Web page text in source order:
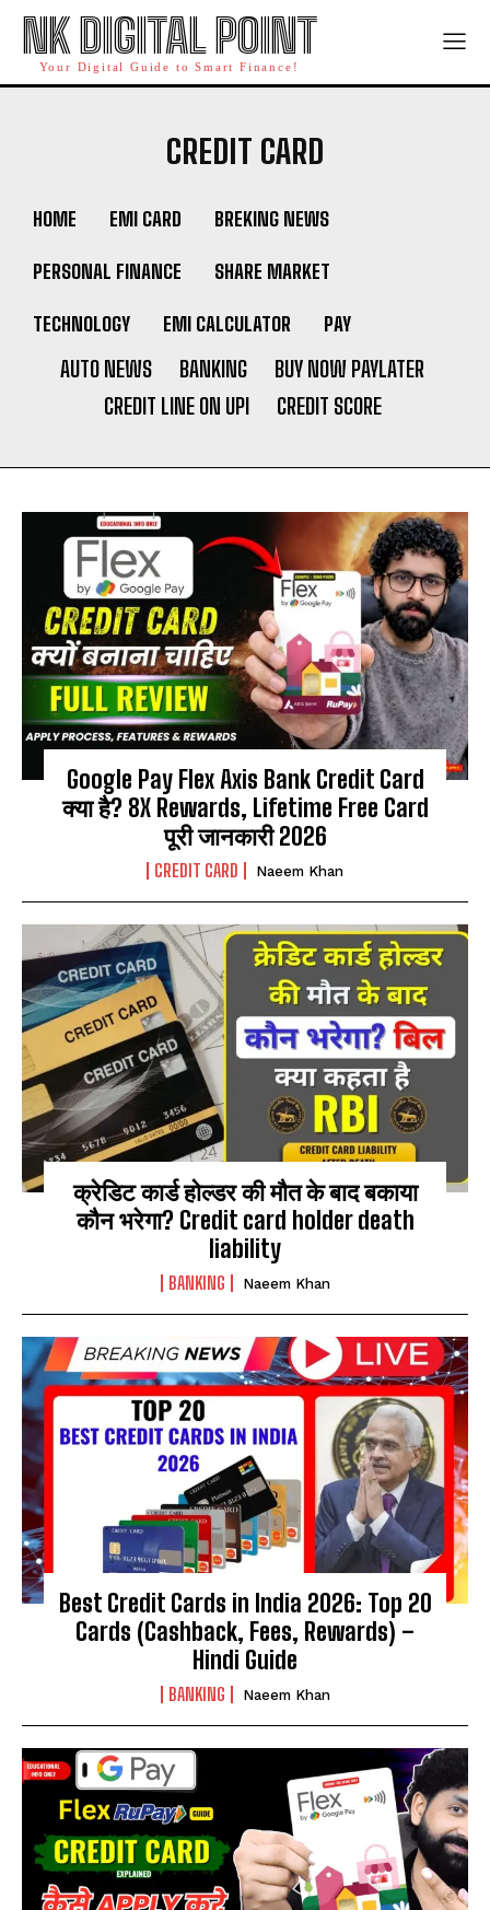
NK DIGITAL POINT
Your Digital Guide to Smart Finance!
CREDIT CARD
HOME EMI CARD BREKING NEWS
PERSONAL FINANCE SHARE MARKET
TECHNOLOGY EMI CALCULATOR PAY
AUTO NEWS BANKING
BUY NOW PAYLATER
CREDIT LINE ON UPI
CREDIT SCORE
Google Pay Flex Axis Bank Credit Card
क्या है? 8X Rewards, Lifetime Free Card
पूरी जानकारी 2026
CREDIT CARD Naeem Khan
क्रेडिट कार्ड होल्डर की मौत के बाद बकाया
कौन भरेगा? Credit card holder death
liability
BANKING Naeem Khan
Best Credit Cards in India 2026: Top 20
Cards (Cashback, Fees, Rewards) –
Hindi Guide
BANKING Naeem Khan